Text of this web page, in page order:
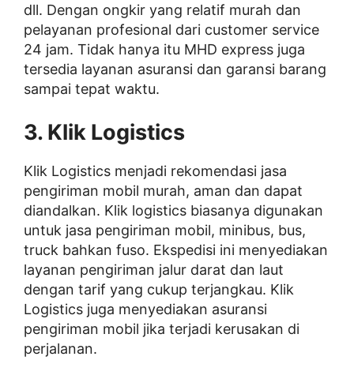
dll. Dengan ongkir yang relatif murah dan
pelayanan profesional dari customer service
24 jam. Tidak hanya itu MHD express juga
tersedia layanan asuransi dan garansi barang
sampai tepat waktu.
3. Klik Logistics
Klik Logistics menjadi rekomendasi jasa
pengiriman mobil murah, aman dan dapat
diandalkan. Klik logistics biasanya digunakan
untuk jasa pengiriman mobil, minibus, bus,
truck bahkan fuso. Ekspedisi ini menyediakan
layanan pengiriman jalur darat dan laut
dengan tarif yang cukup terjangkau. Klik
Logistics juga menyediakan asuransi
pengiriman mobil jika terjadi kerusakan di
perjalanan.